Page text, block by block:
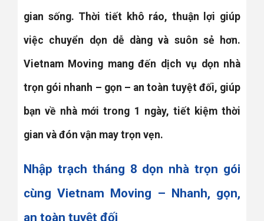
gian sống. Thời tiết khô ráo, thuận lợi giúp
việc chuyển dọn dễ dàng và suôn sẻ hơn.
Vietnam Moving mang đến dịch vụ dọn nhà
trọn gói nhanh – gọn – an toàn tuyệt đối, giúp
bạn về nhà mới trong 1 ngày, tiết kiệm thời
gian và đón vận may trọn vẹn.
Nhập trạch tháng 8 dọn nhà trọn gói
cùng Vietnam Moving – Nhanh, gọn,
an toàn tuyệt đối